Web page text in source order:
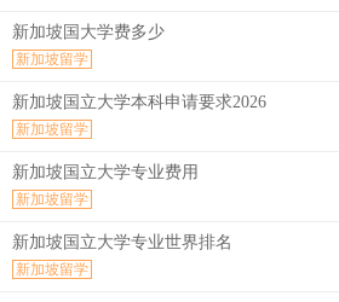
新加坡国大学费多少
新加坡留学
新加坡国立大学本科申请要求2026
新加坡留学
新加坡国立大学专业费用
新加坡留学
新加坡国立大学专业世界排名
新加坡留学